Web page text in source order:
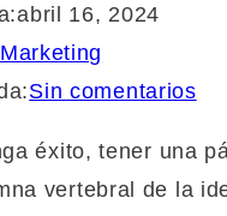
abril 16, 2024
Marketing
Sin comentarios
éxito, tener una
vertebral de la